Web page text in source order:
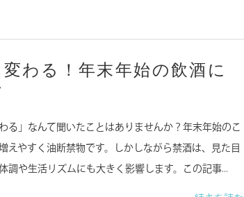
わる！年末年始の飲酒に
る」なんて聞いたことはありませんか？年末年始のこ
えやすく油断禁物です。しかしながら禁酒は、見た目
調や生活リズムにも大きく影響します。この記事…